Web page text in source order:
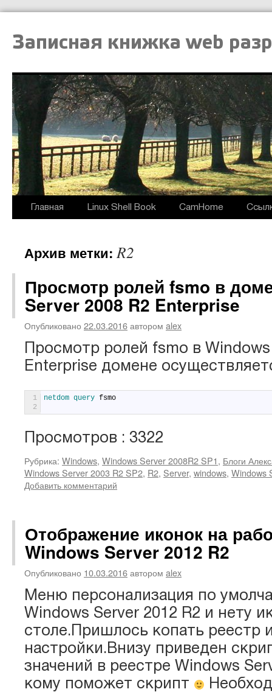
Записная книжка web
Главная Linux Shell Book CamHome
Архив метки:R2
Просмотр ролей fsmo в
Server 2008 R2 Enterprise
Опубликовано 22.03.2016автором alex
Просмотр ролей fsmo в
Enterprise домене
1
2
netdom query fsmo
Просмотров : 3322
Рубрика: Windows, Windows Server 2008R2 SP1, Блоги
Windows Server 2003 R2 SP2, R2, Server, windows, Windows
Добавить комментарий
Отображение иконок на
Windows Server 2012 R2
Опубликовано 10.03.2016автором alex
Меню персонализация по
Windows Server 2012 R2 и нету
столе.Пришлось копать реестр
настройки.Внизу приведен
значений в реестре Windows
кому поможет скрипт